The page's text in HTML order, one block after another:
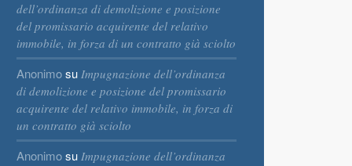
dell’ordinanza di demolizione e posizione
del promissario acquirente del relativo
immobile, in forza di un contratto già sciolto
Anonimosu Impugnazione dell’ordinanza
di demolizione e posizione del promissario
acquirente del relativo immobile, in forza di
un contratto già sciolto
Anonimosu Impugnazione dell’ordinanza